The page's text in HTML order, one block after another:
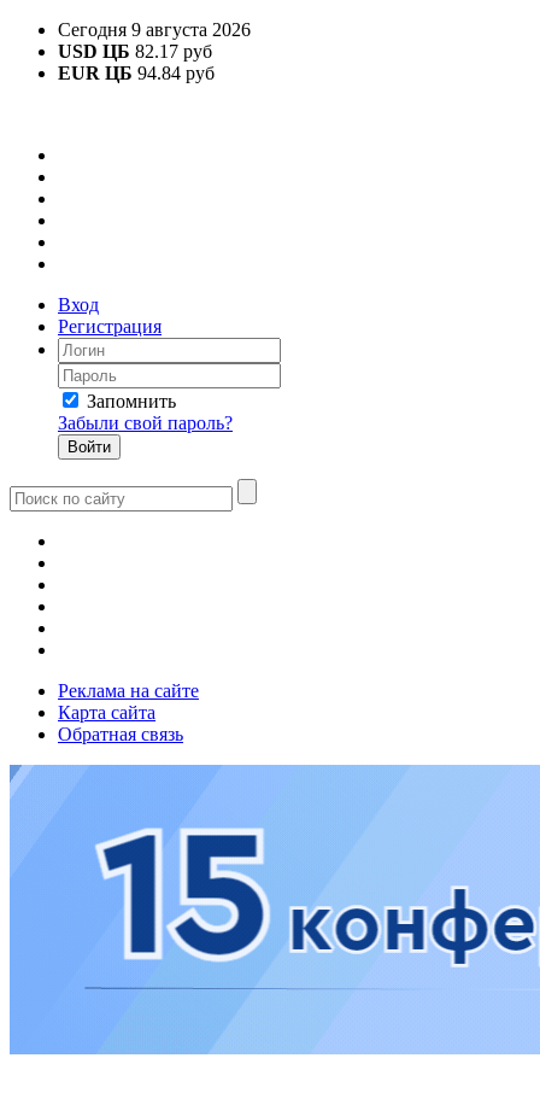
Сегодня 9 августа 2026
USD ЦБ 82.17 руб
EUR ЦБ 94.84 руб
Вход
Регистрация
Запомнить
Забыли свой пароль?
Реклама на сайте
Карта сайта
Обратная связь